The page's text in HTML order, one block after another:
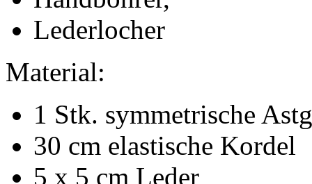
Lederlocher
Material:
1 Stk. symmetrische
30 cm elastische Kordel
5 x 5 cm Leder